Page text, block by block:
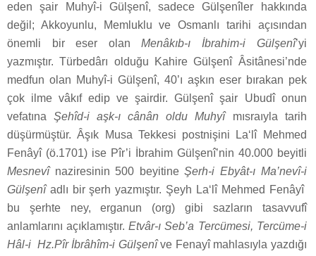
eden şair Muhyî-i Gülşenî, sadece Gülşenîler hakkında
değil; Akkoyunlu, Memluklu ve Osmanlı tarihi açısından
önemli bir eser olanMenâkıb-ı İbrahim-i Gülşenî’yi
yazmıştır. Türbedârı olduğu Kahire Gülşenî Âsitânesi’nde
medfun olan Muhyî-i Gülşenî, 40’ı aşkın eser bırakan pek
çok ilme vâkıf edip ve şairdir. Gülşenî şair Ubudî onun
vefatınaŞehîd-i aşk-ı cânân oldu Muhyîmısraıyla tarih
düşürmüştür. Âşık Musa Tekkesi postnişini La‘lî Mehmed
Fenâyî (ö.1701) ise Pîr’i İbrahim Gülşenî’nin 40.000 beyitli
Mesnevînaziresinin 500 beyitineŞerh-i Ebyât-ı Ma’nevî-i
Gülşenîadlı bir şerh yazmıştır. Şeyh La‘lî Mehmed Fenâyî
bu şerhte ney, erganun (org) gibi sazların tasavvufî
anlamlarını açıklamıştır.Etvâr-ı Seb’a Tercümesi, Tercüme-i
Hâl-i Hz.Pîr İbrâhîm-i Gülşenîve Fenayî mahlasıyla yazdığı